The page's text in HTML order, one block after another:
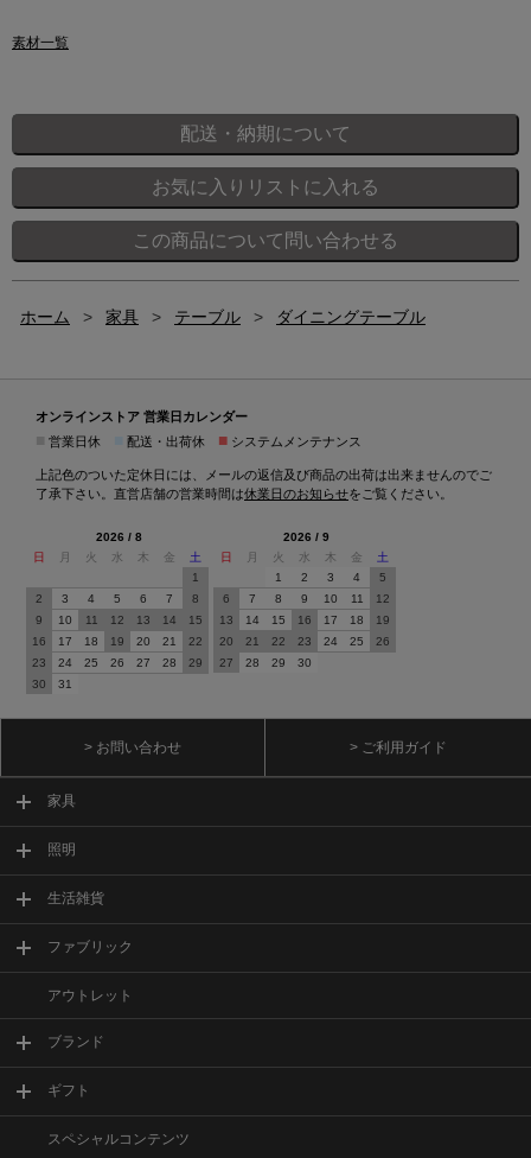
素材一覧
ホーム > 家具 > テーブル > ダイニングテーブル
オンラインストア 営業日カレンダー
営業日休 配送・出荷休 ■ システムメンテナンス
上記色のついた定休日には、メールの返信及び商品の出荷は出来ませんのでご
了承下さい。直営店舗の営業時間は休業日のお知らせをご覧ください。
2026 / 8
日
月 火 水 木 金
土
1
2
3 4 5 6 7
8
9
10 11 12 13 14
15
16
17 18 19 20 21
22
23
24 25 26 27 28
29
30
31
2026 / 9
日
月 火 水 木 金
土
1
2 3 4
5
6
7 8 9 10 11
12
13
14 15 16 17 18
19
20
21 22 23 24 25
26
27
28 29 30
> お問い合わせ > ご利用ガイド
家具
照明
生活雑貨
ファブリック
アウトレット
ブランド
ギフト
スペシャルコンテンツ